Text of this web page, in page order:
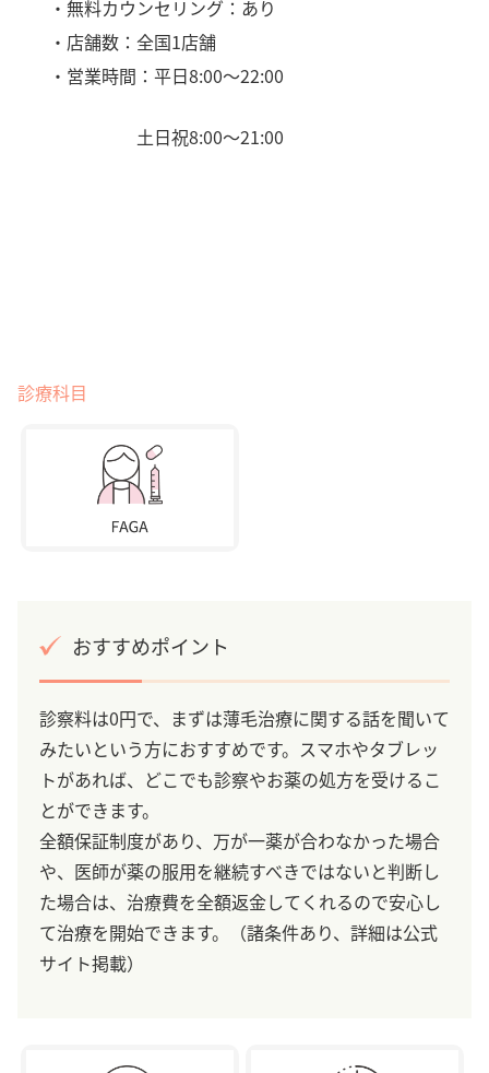
・無料カウンセリング：あり
・店舗数：全国1店舗
・営業時間：平日8:00〜22:00
土日祝8:00〜21:00
診療科目
おすすめポイント
診察料は0円で、まずは薄毛治療に関する話を聞いて
みたいという方におすすめです。スマホやタブレッ
トがあれば、どこでも診察やお薬の処方を受けるこ
とができます。
全額保証制度があり、万が一薬が合わなかった場合
や、医師が薬の服用を継続すべきではないと判断し
た場合は、治療費を全額返金してくれるので安心し
て治療を開始できます。（諸条件あり、詳細は公式
サイト掲載）